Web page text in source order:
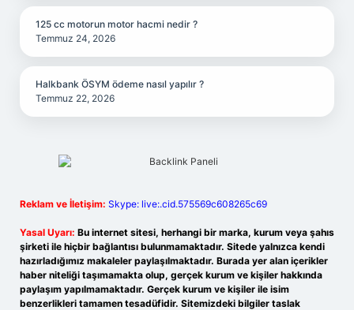
125 cc motorun motor hacmi nedir ?
Temmuz 24, 2026
Halkbank ÖSYM ödeme nasıl yapılır ?
Temmuz 22, 2026
Reklam ve İletişim: Skype: live:.cid.575569c608265c69
Yasal Uyarı: Bu internet sitesi, herhangi bir marka, kurum veya şahıs
şirketi ile hiçbir bağlantısı bulunmamaktadır. Sitede yalnızca kendi
hazırladığımız makaleler paylaşılmaktadır. Burada yer alan içerikler
haber niteliği taşımamakta olup, gerçek kurum ve kişiler hakkında
paylaşım yapılmamaktadır. Gerçek kurum ve kişiler ile isim
benzerlikleri tamamen tesadüfidir. Sitemizdeki bilgiler taslak